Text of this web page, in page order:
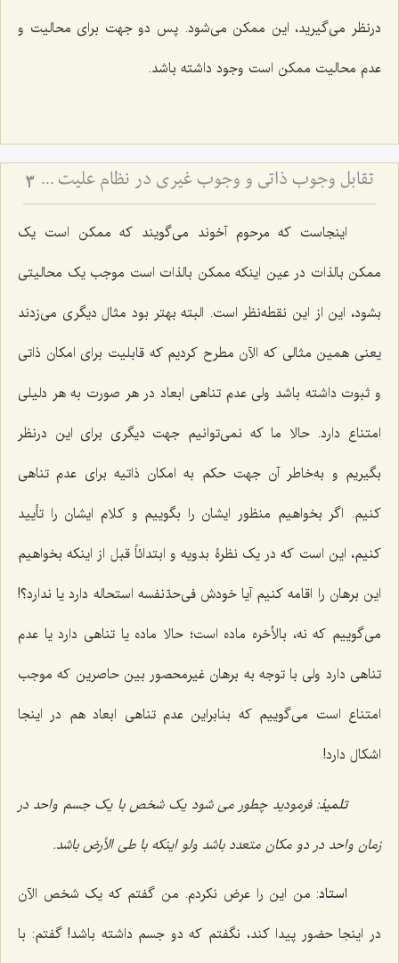
درنظر می‌گیرید، این ممکن می‌شود. پس دو جهت برای محالیت و
عدم محالیت ممکن است وجود داشته باشد.
تقابل وجوب ذاتی و وجوب غیری در نظام علیت - تحلیل تلازم‌های منطقی و قضایای شرطیه در فلسفه 3
اینجاست که مرحوم آخوند می‌گویند که ممکن است یک
ممکن بالذات در عین اینکه ممکن بالذات است موجب یک محالیتی
بشود، این از این نقطه‌نظر است. البته بهتر بود مثال دیگری می‌زدند
یعنی همین مثالی که الآن مطرح کردیم که قابلیت برای امکان ذاتی
و ثبوت داشته باشد ولی عدم تناهی ابعاد در هر صورت به هر دلیلی
امتناع دارد. حالا ما که نمی‌توانیم جهت دیگری برای این درنظر
بگیریم و به‌خاطر آن جهت حکم به امکان ذاتیه برای عدم تناهی
کنیم. اگر بخواهیم منظور ایشان را بگوییم و کلام ایشان را تأیید
کنیم، این است که در یک نظرۀ بدویه و ابتدائاً قبل از اینکه بخواهیم
این برهان را اقامه کنیم آیا خودش فی‌حدّنفسه استحاله دارد یا ندارد؟!
می‌گوییم که نه، بالأخره ماده است؛ حالا ماده یا تناهی دارد یا عدم
تناهی دارد ولی با توجه به برهان غیرمحصور بین حاصرین که موجب
امتناع است می‌گوییم که بنابراین عدم تناهی ابعاد هم در اینجا
اشکال دارد!
تلمیذ: فرمودید چطور می شود یک شخص با یک جسم واحد در
زمان واحد در دو مکان متعدد باشد ولو اینکه با طی الأرض باشد.
استاد: من این را عرض نکردم. من گفتم که یک شخص الآن
در اینجا حضور پیدا کند، نگفتم که دو جسم داشته باشد! گفتم: با